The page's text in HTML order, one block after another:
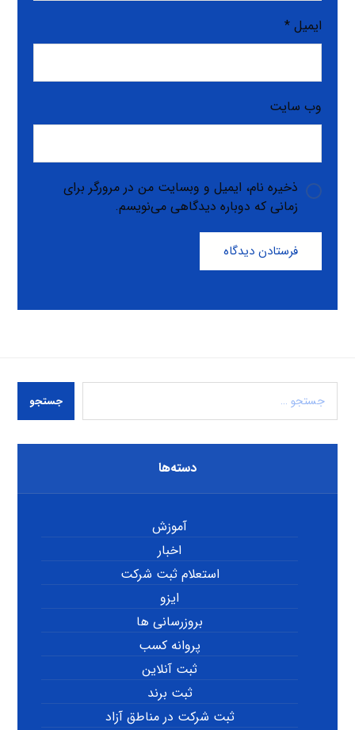
ایمیل*
وب‌ سایت
ذخیره نام، ایمیل و وبسایت من در مرورگر برای
زمانی که دوباره دیدگاهی می‌نویسم.
فرستادن دیدگاه
جستجو
دسته‌ها
آموزش
اخبار
استعلام ثبت شرکت
ایزو
بروزرسانی ها
پروانه کسب
ثبت آنلاین
ثبت برند
ثبت شرکت در مناطق آزاد